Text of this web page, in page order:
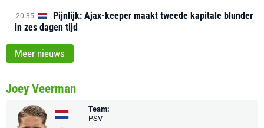
20:35
Pijnlijk: Ajax-keeper maakt tweede kapitale blunder
in zes dagen tijd
Meer nieuws
Joey Veerman
Team:
PSV